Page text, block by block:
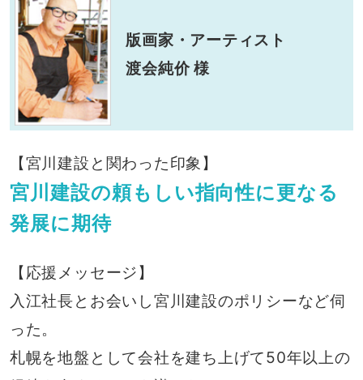
版画家・アーティスト
渡会純价 様
【宮川建設と関わった印象】
宮川建設の頼もしい指向性に更なる
発展に期待
【応援メッセージ】
入江社長とお会いし宮川建設のポリシーなど伺
った。
札幌を地盤として会社を建ち上げて50年以上の